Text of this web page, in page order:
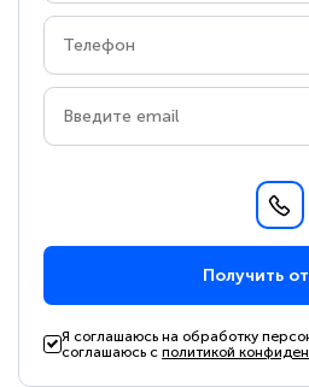
Получить
Я соглашаюсь на обработку
соглашаюсь сполитикой